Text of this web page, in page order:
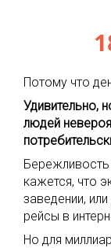
Потому что
Удивительно,
людей
кажется, что
заведении,
рейсы в
Но для